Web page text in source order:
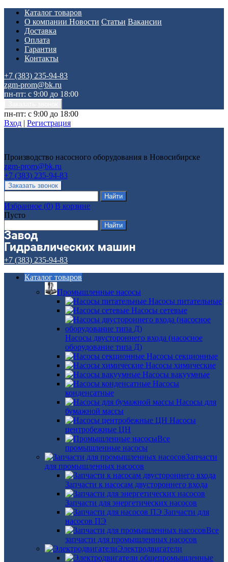
Каталог товаров
О компании Новости Статьи Вакансии
Доставка
Оплата
Гарантия
Контакты
+7 (383) 235-94-83
zgm-prom@bk.ru
пн-пт: с 9:00 до 18:00
пн-пт: с 9:00 до 18:00
Вход | Регистрация
Производство насосного оборудования в Новосибирске
zgm-prom@bk.ru
+7 (383) 235-94-83
Избранное (0) В корзине
Пусто
+7 (383) 235-94-83
Каталог товаров
Промышленные насосы
Насосы питательные
Насосы сетевые
Насосы двустороннего входа (насосное
оборудование типа Д)
Насосы секционные
Насосы химические
Насосы вакуумные
Насосы
конденсатные
Насосы для
бумажной массы
Насосы
центробежные ЦН
Все
промышленные насосы
Запчасти
для промышленных насосов
Запчасти к насосам двустороннего входа
Запчасти для энергетических насосов
Запчасти для
насосов ПЭ
Все
запчасти для промышленных насосов
Электродвигатели